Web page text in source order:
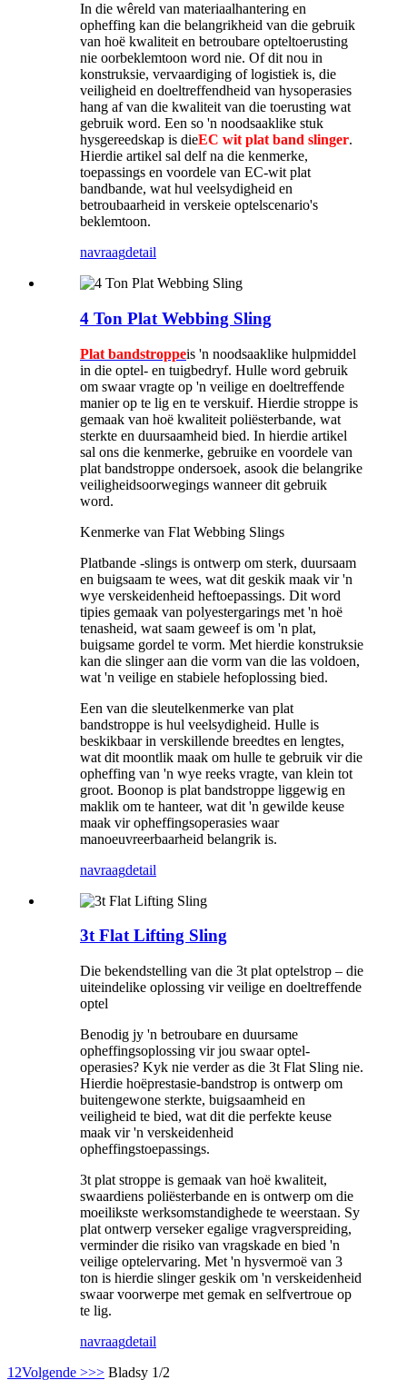
In die wêreld van materiaalhantering en
opheffing kan die belangrikheid van die gebruik
van hoë kwaliteit en betroubare opteltoerusting
nie oorbeklemtoon word nie. Of dit nou in
konstruksie, vervaardiging of logistiek is, die
veiligheid en doeltreffendheid van hysoperasies
hang af van die kwaliteit van die toerusting wat
gebruik word. Een so 'n noodsaaklike stuk
hysgereedskap is dieEC wit plat band slinger.
Hierdie artikel sal delf na die kenmerke,
toepassings en voordele van EC-wit ​​plat
bandbande, wat hul veelsydigheid en
betroubaarheid in verskeie optelscenario's
beklemtoon.
navraagdetail
4 Ton Plat Webbing Sling
Plat bandstroppeis 'n noodsaaklike hulpmiddel
in die optel- en tuigbedryf. Hulle word gebruik
om swaar vragte op 'n veilige en doeltreffende
manier op te lig en te verskuif. Hierdie stroppe is
gemaak van hoë kwaliteit poliësterbande, wat
sterkte en duursaamheid bied. In hierdie artikel
sal ons die kenmerke, gebruike en voordele van
plat bandstroppe ondersoek, asook die belangrike
veiligheidsoorwegings wanneer dit gebruik
word.
Kenmerke van Flat Webbing Slings
Platbande -slings is ontwerp om sterk, duursaam
en buigsaam te wees, wat dit geskik maak vir 'n
wye verskeidenheid heftoepassings. Dit word
tipies gemaak van polyestergarings met 'n hoë
tenasheid, wat saam geweef is om 'n plat,
buigsame gordel te vorm. Met hierdie konstruksie
kan die slinger aan die vorm van die las voldoen,
wat 'n veilige en stabiele hefoplossing bied.
Een van die sleutelkenmerke van plat
bandstroppe is hul veelsydigheid. Hulle is
beskikbaar in verskillende breedtes en lengtes,
wat dit moontlik maak om hulle te gebruik vir die
opheffing van 'n wye reeks vragte, van klein tot
groot. Boonop is plat bandstroppe liggewig en
maklik om te hanteer, wat dit 'n gewilde keuse
maak vir opheffingsoperasies waar
manoeuvreerbaarheid belangrik is.
navraagdetail
3t Flat Lifting Sling
Die bekendstelling van die 3t plat optelstrop – die
uiteindelike oplossing vir veilige en doeltreffende
optel
Benodig jy 'n betroubare en duursame
opheffingsoplossing vir jou swaar optel-
operasies? Kyk nie verder as die 3t Flat Sling nie.
Hierdie hoëprestasie-bandstrop is ontwerp om
buitengewone sterkte, buigsaamheid en
veiligheid te bied, wat dit die perfekte keuse
maak vir 'n verskeidenheid
opheffingstoepassings.
3t plat stroppe is gemaak van hoë kwaliteit,
swaardiens poliësterbande en is ontwerp om die
moeilikste werksomstandighede te weerstaan. Sy
plat ontwerp verseker egalige vragverspreiding,
verminder die risiko van vragskade en bied 'n
veilige optelervaring. Met 'n hysvermoë van 3
ton is hierdie slinger geskik om 'n verskeidenheid
swaar voorwerpe met gemak en selfvertroue op
te lig.
navraagdetail
1 2Volgende >>> Bladsy 1/2